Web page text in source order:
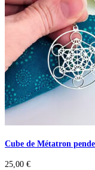
Cube de Métatron
25,00 €